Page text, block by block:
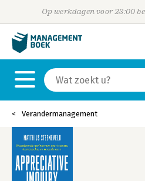
Op werkdagen voor 23:00
Verandermanagement